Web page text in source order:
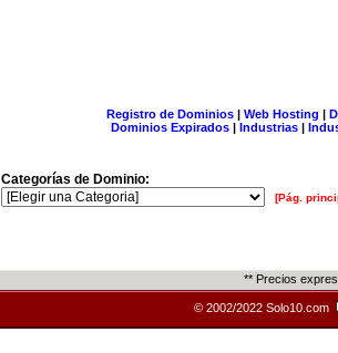
Registro de Dominios| Web Hosting |
Dominios Expirados | Industrias |
Categorías de Dominio:
[Pág.
** Precios
© 2002/2022 Solo10.com